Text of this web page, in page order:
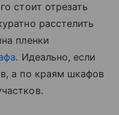
стоит отрезать
расстелить
пленки
. Идеально, если
а по краям шкафов